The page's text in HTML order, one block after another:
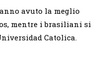
avuto la meglio
mentre i brasiliani si
Catolica.